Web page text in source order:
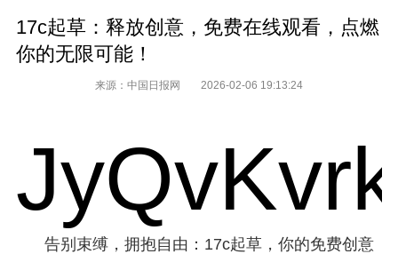
17c起草：释放创意，免费在线观看，点燃
你的无限可能！
来源：中国日报网 2026-02-06 19:13:24
告别束缚，拥抱自由：17c起草，你的免费创意